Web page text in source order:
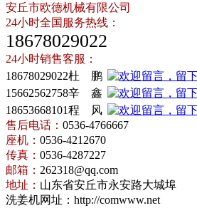
安丘市欧德机械有限公司
24小时全国服务热线：
18678029022
24小时销售客服：
18678029022杜 鹏
15662562758辛 鑫
18653668101程 风
售后电话： 0536-4766667
座机： 0536-4212670
传真： 0536-4287227
邮箱： 262318@qq.com
地址： 山东省安丘市永安路大城埠
洗姜机网址：http://comwww.net